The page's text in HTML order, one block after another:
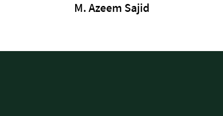
M. Azeem Sajid